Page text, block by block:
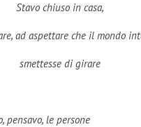
Stavo chiuso in casa,
ad aspettare che il mondo
smettesse di girare
pensavo, le persone